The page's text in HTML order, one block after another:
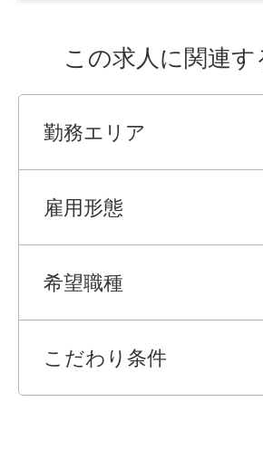
この求人に関連
勤務エリア
雇用形態
希望職種
こだわり条件